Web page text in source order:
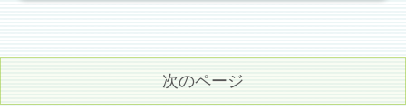
次のページ